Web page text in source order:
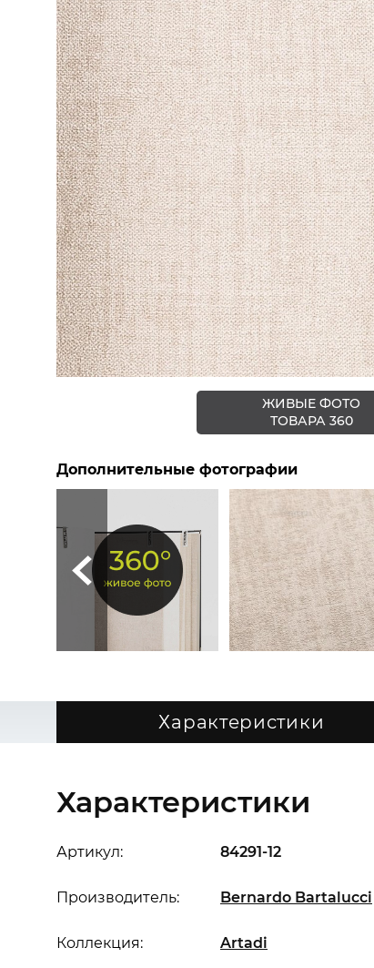
ЦВЕТА
ЖИВЫЕ ФОТО
ТОВАРА 360
Дополнительные фотографии
Характеристики
Характеристики
Артикул: 84291-12
Производитель: Bernardo Bartalucci
Коллекция: Artadi